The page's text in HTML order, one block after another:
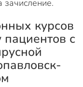
зачисление.
курсов
с